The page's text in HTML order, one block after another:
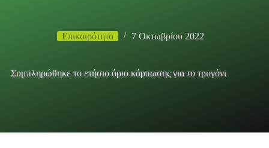
Επικαιρότητα 7 Οκτωβρίου 2022
Συμπληρώθηκε το ετήσιο όριο κάρπωσης για το τρυγόνι